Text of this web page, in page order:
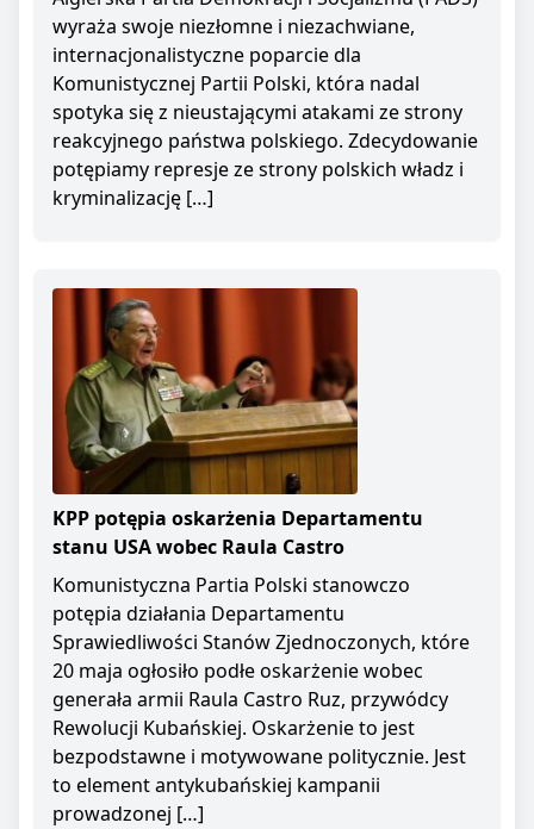
wyraża swoje niezłomne i niezachwiane,
internacjonalistyczne poparcie dla
Komunistycznej Partii Polski, która nadal
spotyka się z nieustającymi atakami ze strony
reakcyjnego państwa polskiego. Zdecydowanie
potępiamy represje ze strony polskich władz i
kryminalizację […]
KPP potępia oskarżenia Departamentu
stanu USA wobec Raula Castro
Komunistyczna Partia Polski stanowczo
potępia działania Departamentu
Sprawiedliwości Stanów Zjednoczonych, które
20 maja ogłosiło podłe oskarżenie wobec
generała armii Raula Castro Ruz, przywódcy
Rewolucji Kubańskiej. Oskarżenie to jest
bezpodstawne i motywowane politycznie. Jest
to element antykubańskiej kampanii
prowadzonej […]